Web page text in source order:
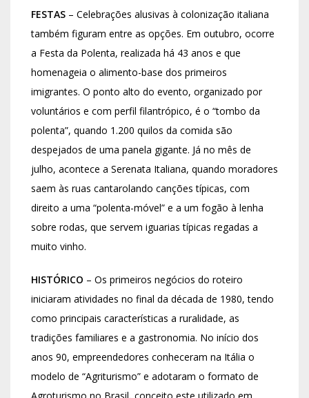
FESTAS – Celebrações alusivas à colonização italiana
também figuram entre as opções. Em outubro, ocorre
a Festa da Polenta, realizada há 43 anos e que
homenageia o alimento-base dos primeiros
imigrantes. O ponto alto do evento, organizado por
voluntários e com perfil filantrópico, é o “tombo da
polenta”, quando 1.200 quilos da comida são
despejados de uma panela gigante. Já no mês de
julho, acontece a Serenata Italiana, quando moradores
saem às ruas cantarolando canções típicas, com
direito a uma “polenta-móvel” e a um fogão à lenha
sobre rodas, que servem iguarias típicas regadas a
muito vinho.
HISTÓRICO – Os primeiros negócios do roteiro
iniciaram atividades no final da década de 1980, tendo
como principais características a ruralidade, as
tradições familiares e a gastronomia. No início dos
anos 90, empreendedores conheceram na Itália o
modelo de “Agriturismo” e adotaram o formato de
Agroturismo no Brasil, conceito este utilizado em